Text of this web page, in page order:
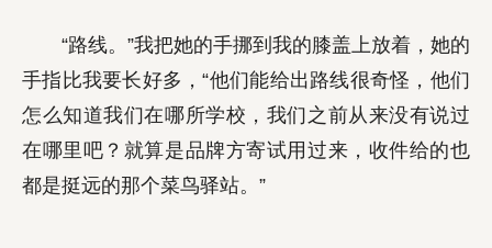
“路线。”我把她的手挪到我的膝盖上放着，她的
手指比我要长好多，“他们能给出路线很奇怪，他们
怎么知道我们在哪所学校，我们之前从来没有说过
在哪里吧？就算是品牌方寄试用过来，收件给的也
都是挺远的那个菜鸟驿站。”